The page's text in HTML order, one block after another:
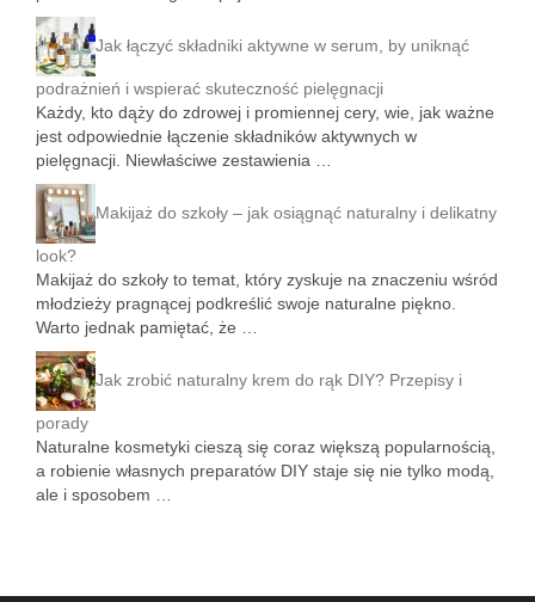
Jak łączyć składniki aktywne w serum, by uniknąć
podrażnień i wspierać skuteczność pielęgnacji
Każdy, kto dąży do zdrowej i promiennej cery, wie, jak ważne
jest odpowiednie łączenie składników aktywnych w
pielęgnacji. Niewłaściwe zestawienia …
Makijaż do szkoły – jak osiągnąć naturalny i delikatny
look?
Makijaż do szkoły to temat, który zyskuje na znaczeniu wśród
młodzieży pragnącej podkreślić swoje naturalne piękno.
Warto jednak pamiętać, że …
Jak zrobić naturalny krem do rąk DIY? Przepisy i
porady
Naturalne kosmetyki cieszą się coraz większą popularnością,
a robienie własnych preparatów DIY staje się nie tylko modą,
ale i sposobem …